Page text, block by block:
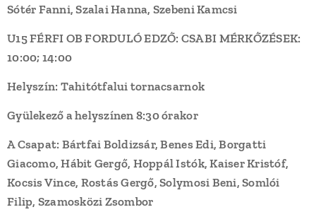
Sótér Fanni, Szalai Hanna, Szebeni Kamcsi
U15 FÉRFI OB FORDULÓ EDZŐ: CSABI MÉRKŐZÉSEK:
10:00; 14:00
Helyszín: Tahitótfalui tornacsarnok
Gyülekező a helyszínen 8:30 órakor
A Csapat: Bártfai Boldizsár, Benes Edi, Borgatti
Giacomo, Hábit Gergő, Hoppál Istók, Kaiser Kristóf,
Kocsis Vince, Rostás Gergő, Solymosi Beni, Somlói
Filip, Szamosközi Zsombor